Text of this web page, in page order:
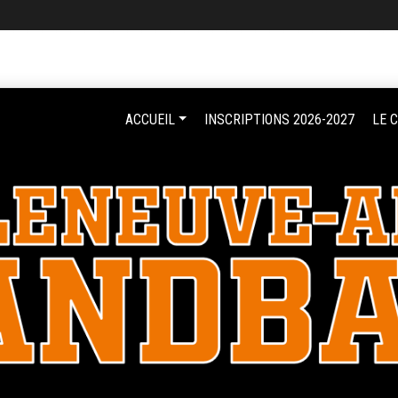
ACCUEIL INSCRIPTIONS 2026-2027 LE